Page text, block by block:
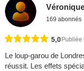
Véronique
169 abonnés
5,0 Publiée
Le loup-garou de
réussit. Les effets